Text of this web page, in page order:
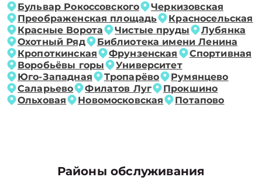
Бульвар Рокоссовского
Черкизовская
Преображенская площадь
Красносельская
Красные Ворота
Чистые пруды
Лубянка
Охотный Ряд
Библиотека имени Ленина
Кропоткинская
Фрунзенская
Спортивная
Воробьёвы горы
Университет
Юго-Западная
Тропарёво
Румянцево
Саларьево
Филатов Луг
Прокшино
Ольховая
Новомосковская Потапово
Районы обслуживания